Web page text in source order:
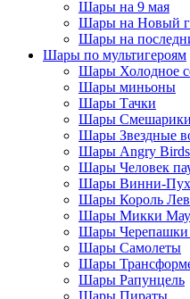
Шары на 9 мая
Шары на Новый
Шары на
Шары по мультигероям
Шары Холодное
Шары миньоны
Шары Тачки
Шары Смешарики
Шары Звездные
Шары Angry Birds
Шары Человек
Шары Винни-Пух
Шары Король Лев
Шары Микки
Шары Черепашки
Шары Самолеты
Шары
Шары Рапунцель
Шары Пираты